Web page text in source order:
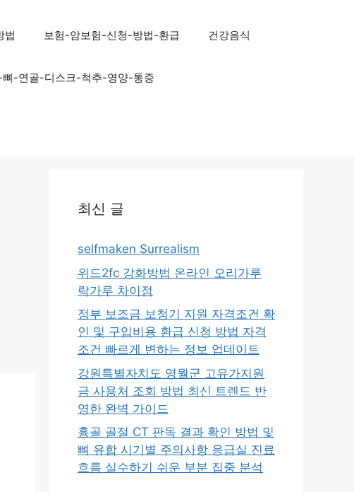
법 보험-암보험-신청-방법-환급 건강음식
-연골-디스크-척추-영양-통증
최신 글
selfmaken Surrealism
위드2fc 강화방법 온라인 오리가루
락가루 차이점
정부 보조금 보청기 지원 자격조건 확
인 및 구입비용 환급 신청 방법 자격
조건 빠르게 변하는 정보 업데이트
강원특별자치도 영월군 고유가지원
금 사용처 조회 방법 최신 트렌드 반
영한 완벽 가이드
흉골 골절 CT 판독 결과 확인 방법 및
뼈 유합 시기별 주의사항 응급실 진료
흐름 실수하기 쉬운 부분 집중 분석